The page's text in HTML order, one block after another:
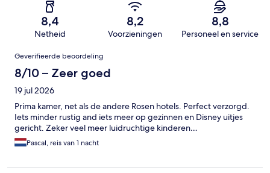
8,4
Netheid
8,2
Voorzieningen
8,8
Personeel en service
Beoordelingen
Geverifieerde beoordeling
8/10 – Zeer goed
19 jul 2026
Prima kamer, net als de andere Rosen hotels. Perfect verzorgd.
Iets minder rustig and iets meer op gezinnen en Disney uitjes
gericht. Zeker veel meer luidruchtige kinderen…
Pascal, reis van 1 nacht